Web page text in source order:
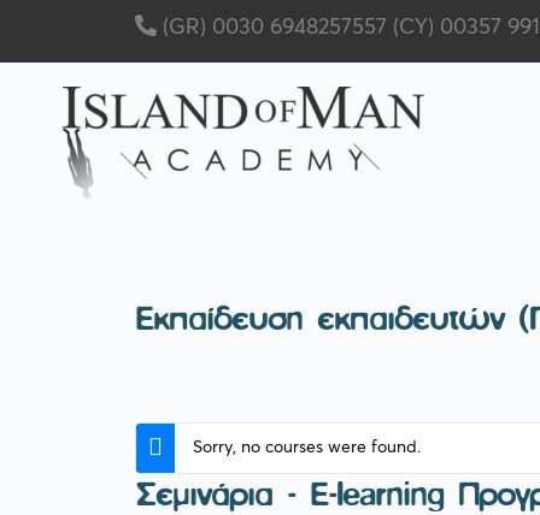
(GR) 0030 6948257557 (CY) 00357
Εκπαίδευση εκπαιδευτών
Sorry, no courses were found.
Σεμινάρια - E-learning